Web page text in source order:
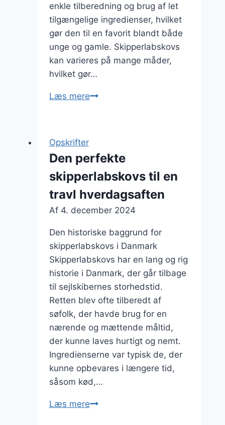
enkle tilberedning og brug af let
tilgængelige ingredienser, hvilket
gør den til en favorit blandt både
unge og gamle. Skipperlabskovs
kan varieres på mange måder,
hvilket gør…
Læs mereEnkel
Opskrifter
Den perfekte
skipperlabskovs til en
travl hverdagsaften
Af 4. december 2024
Den historiske baggrund for
skipperlabskovs i Danmark
Skipperlabskovs har en lang og rig
historie i Danmark, der går tilbage
til sejlskibernes storhedstid.
Retten blev ofte tilberedt af
søfolk, der havde brug for en
nærende og mættende måltid,
der kunne laves hurtigt og nemt.
Ingredienserne var typisk de, der
kunne opbevares i længere tid,
såsom kød,…
Læs mereDen